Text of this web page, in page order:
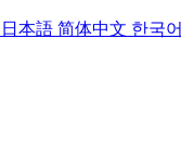
日本語 简体中文 한국어